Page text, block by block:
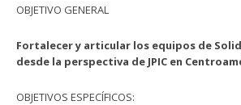
OBJETIVO GENERAL
Fortalecer y articular los equipos de
desde la perspectiva de JPIC en
OBJETIVOS ESPECÍFICOS: